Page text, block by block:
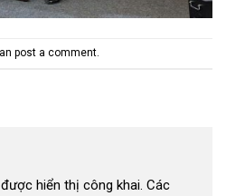
post a comment.
hiển thị công khai. Các